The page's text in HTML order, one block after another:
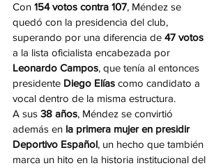
Con 154 votos contra 107, Méndez se
quedó con la presidencia del club,
superando por una diferencia de 47 votos
a la lista oficialista encabezada por
Leonardo Campos, que tenía al entonces
presidente Diego Elías como candidato a
vocal dentro de la misma estructura.
A sus 38 años, Méndez se convirtió
además en la primera mujer en presidir
Deportivo Español, un hecho que también
marca un hito en la historia institucional del